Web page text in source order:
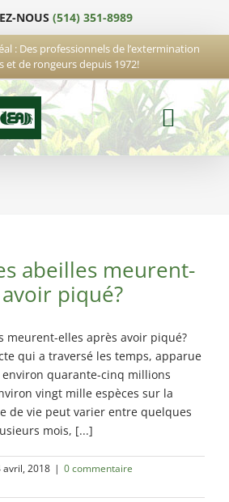
NOUS (514) 351-8989
: Des professionnels de l’extermination
et de rongeurs depuis 1972!
abeilles meurent-
piqué?
meurent-elles après avoir piqué?
qui a traversé les temps, apparue
quarante-cinq millions
vingt mille espèces sur la
de vie peut varier entre quelques
mois, [...]
avril, 2018 | 0 commentaire